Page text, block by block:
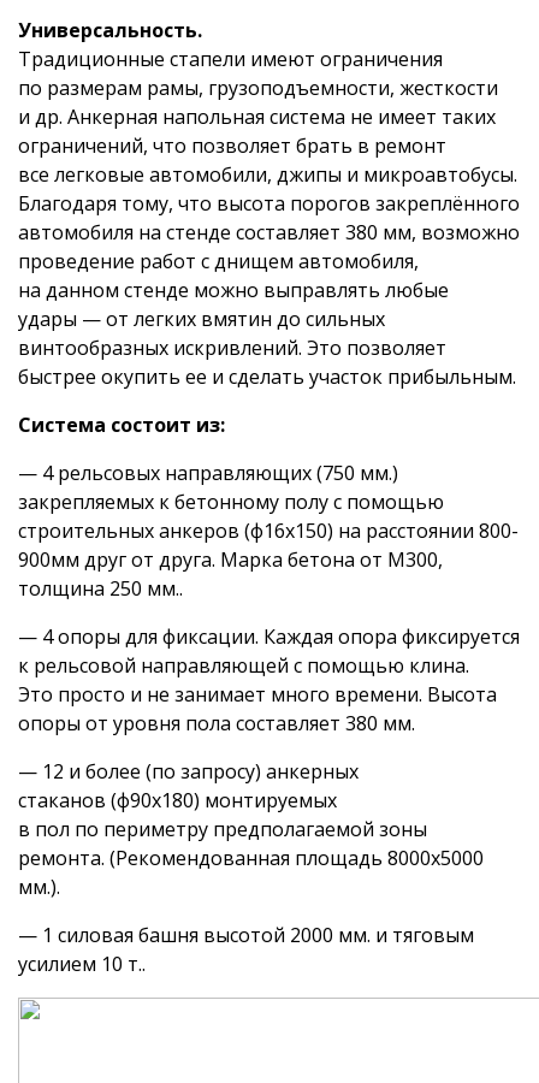
Универсальность.
Традиционные стапели имеют ограничения
по размерам рамы, грузоподъемности, жесткости
и др. Анкерная напольная система не имеет таких
ограничений, что позволяет брать в ремонт
все легковые автомобили, джипы и микроавтобусы.
Благодаря тому, что высота порогов закреплённого
автомобиля на стенде составляет 380 мм, возможно
проведение работ с днищем автомобиля,
на данном стенде можно выправлять любые
удары — от легких вмятин до сильных
винтообразных искривлений. Это позволяет
быстрее окупить ее и сделать участок прибыльным.
Система состоит из:
— 4 рельсовых направляющих (750 мм.)
закрепляемых к бетонному полу с помощью
строительных анкеров (ф16х150) на расстоянии 800-
900мм друг от друга. Марка бетона от М300,
толщина 250 мм..
— 4 опоры для фиксации. Каждая опора фиксируется
к рельсовой направляющей с помощью клина.
Это просто и не занимает много времени. Высота
опоры от уровня пола составляет 380 мм.
— 12 и более (по запросу) анкерных
стаканов (ф90х180) монтируемых
в пол по периметру предполагаемой зоны
ремонта. (Рекомендованная площадь 8000х5000
мм.).
— 1 силовая башня высотой 2000 мм. и тяговым
усилием 10 т..